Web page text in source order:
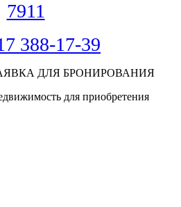
7911
388-17-39
ДЛЯ БРОНИРОВАНИЯ
для приобретения